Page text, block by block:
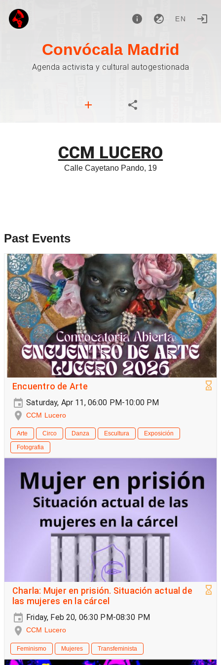
EN
Convócala Madrid
Agenda activista y cultural autogestionada
CCM LUCERO
Calle Cayetano Pando, 19
Past Events
Encuentro de Arte
Saturday, Apr 11, 06:00 PM-10:00 PM
CCM Lucero
Arte Circo Danza Escultura
Exposición
Fotografia
Charla: Mujer en prisión. Situación actual de
las mujeres en la cárcel
Friday, Feb 20, 06:30 PM-08:30 PM
CCM Lucero
Feminismo Mujeres Transfeminista